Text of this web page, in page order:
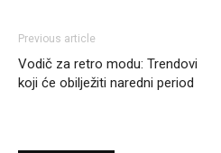
Previous article
Vodič za retro modu: Trendovi
koji će obilježiti naredni period